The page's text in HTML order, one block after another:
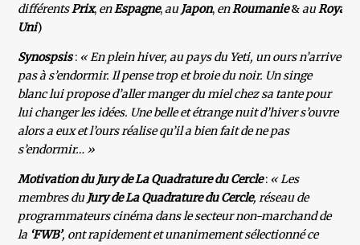
différentsPrix, enEspagne,auJapon, enRoumanie&au
Uni)
Synospsis: « En plein hiver, au pays du Yeti, un ours n’arrive
pas à s’endormir. Il pense trop et broie du noir. Un singe
blanc lui propose d’aller manger du miel chez sa tante pour
lui changer les idées. Une belle et étrange nuit d’hiver s’ouvre
alors a eux et l’ours réalise qu’il a bien fait de ne pas
s’endormir… »
Motivation du Jury de La Quadrature du Cercle: « Les
membres duJury de La Quadrature du Cercle, réseau de
programmateurs cinéma dans le secteur non-marchand de
la ‘FWB’, ont rapidement et unanimement sélectionné ce